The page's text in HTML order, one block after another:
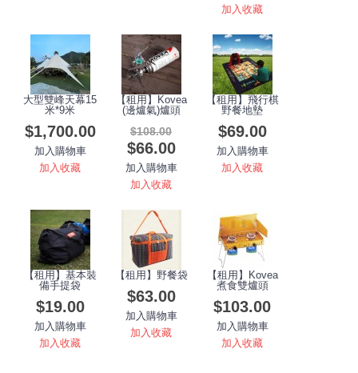
加入收藏
大型雙峰天幕15
米*9米
$1,700.00
加入購物車
加入收藏
【租用】Kovea
(邊爐氣)爐頭
$108.00
$66.00
加入購物車
加入收藏
【租用】飛行棋
野餐地墊
$69.00
加入購物車
加入收藏
【租用】基本裝
備手提袋
$19.00
加入購物車
加入收藏
【租用】野餐袋
$63.00
加入購物車
加入收藏
【租用】Kovea
煮食雙爐頭
$103.00
加入購物車
加入收藏